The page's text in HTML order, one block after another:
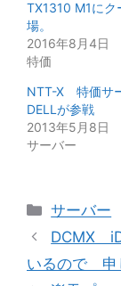
TX1310 M1にク
場。
2016年8月4日
特価
NTT-X 特価サ
DELLが参戦
2013年5月8日
サーバー
カ
テ
リ
サーバー
DCMX iD
いるので 申